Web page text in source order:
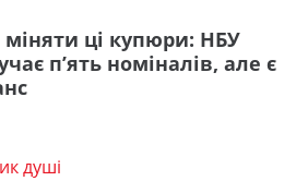
ці купюри: НБУ
п’ять номіналів, але є
душі